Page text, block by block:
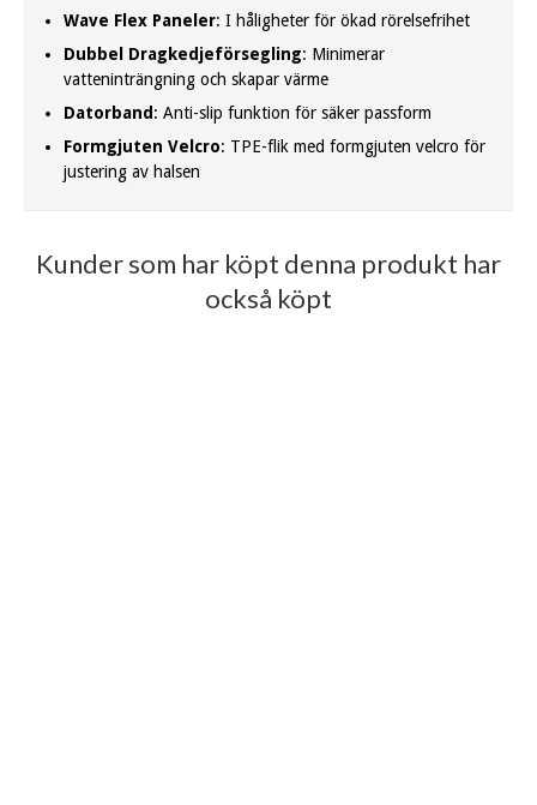
Wave Flex Paneler: I håligheter för ökad rörelsefrihet
Dubbel Dragkedjeförsegling: Minimerar
vatteninträngning och skapar värme
Datorband : Anti-slip funktion för säker passform
Formgjuten Velcro: TPE-flik med formgjuten velcro för
justering av halsen
Kunder som har köpt denna produkt har
också köpt